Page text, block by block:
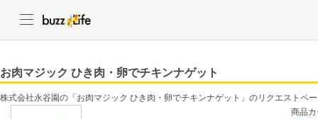
お肉マジック ひき肉・卵でチキンナゲット
株式会社永谷園の「お肉マジック ひき肉・卵でチキンナゲット」のリクエストペ
商品